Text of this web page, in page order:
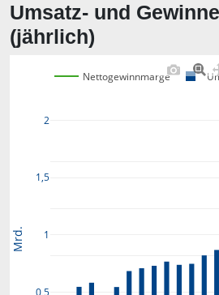
Umsatz- und
(jährlich)
0,5
1
1,5
2
Nettogewinnmarge
Mrd.